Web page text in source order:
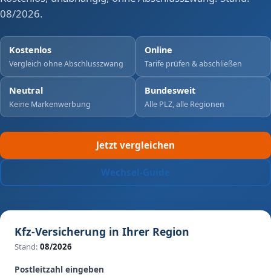
08/2026.
Kostenlos
Vergleich ohne Abschlusszwang
Online
Tarife prüfen & abschließen
Neutral
Keine Markenwerbung
Bundesweit
Alle PLZ, alle Regionen
Jetzt vergleichen
Wechsel-Guide
Kfz-Versicherung in Ihrer Region
Stand: 08/2026
Postleitzahl eingeben